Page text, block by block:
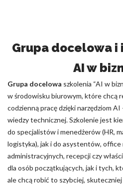
Grupa docelowa i
AI w
Grupa docelowa szkolenia “AI w
w środowisku biurowym, które chcą
codzienną pracę dzięki narzędziom
wiedzy technicznej. Szkolenie jest
do specjalistów i menedżerów (HR,
logistyka), jak i do asystentów,
administracyjnych, recepcji czy
dla osób początkujących, jak i tych,
ale chcą robić to szybciej,